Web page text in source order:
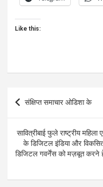
Like this:
Post
navigation
संक्षिप्त समाचार ओडिशा के
सावित्रीबाई फुले राष्ट्रीय
के डिजिटल इंडिया और
डिजिटल गवर्नेंस को मज़बूत करने